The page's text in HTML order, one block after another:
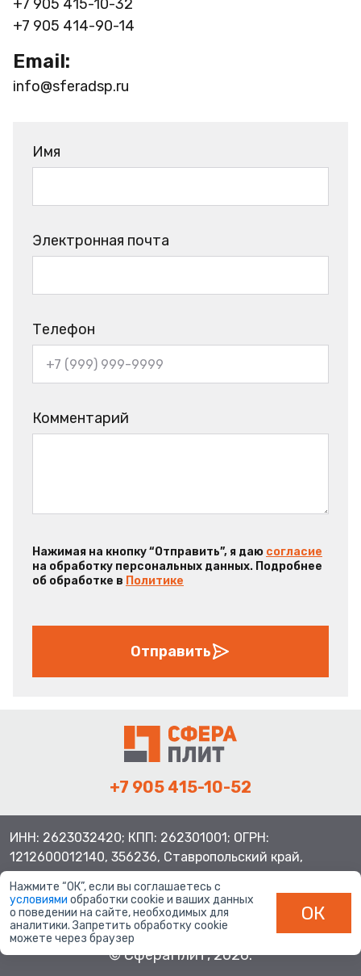
+7 905 415-10-32
+7 905 414-90-14
Email:
info@sferadsp.ru
Имя
Электронная почта
Телефон
Комментарий
Нажимая на кнопку “Отправить”, я даю согласие
на обработку персональных данных. Подробнее
об обработке в Политике
Отправить
+7 905 415-10-52
ИНН: 2623032420; КПП: 262301001; ОГРН:
1212600012140, 356236, Ставропольский край,
Шпаковский район, с.Верхнерусское, ул.Батайская 3
© СфераПлит, 2026.
Нажмите “ОК”, если вы соглашаетесь с
условиями обработки cookie и ваших данных
о поведении на сайте, необходимых для
аналитики. Запретить обработку cookie
можете через браузер
ОК